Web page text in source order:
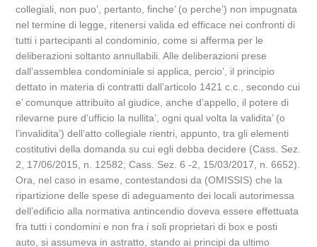
collegiali, non puo’, pertanto, finche’ (o perche’) non impugnata
nel termine di legge, ritenersi valida ed efficace nei confronti di
tutti i partecipanti al condominio, come si afferma per le
deliberazioni soltanto annullabili. Alle deliberazioni prese
dall’assemblea condominiale si applica, percio’, il principio
dettato in materia di contratti dall’articolo 1421 c.c., secondo cui
e’ comunque attribuito al giudice, anche d’appello, il potere di
rilevarne pure d’ufficio la nullita’, ogni qual volta la validita’ (o
l’invalidita’) dell’atto collegiale rientri, appunto, tra gli elementi
costitutivi della domanda su cui egli debba decidere (Cass. Sez.
2, 17/06/2015, n. 12582; Cass. Sez. 6 -2, 15/03/2017, n. 6652).
Ora, nel caso in esame, contestandosi da (OMISSIS) che la
ripartizione delle spese di adeguamento dei locali autorimessa
dell’edificio alla normativa antincendio doveva essere effettuata
fra tutti i condomini e non fra i soli proprietari di box e posti
auto, si assumeva in astratto, stando ai principi da ultimo